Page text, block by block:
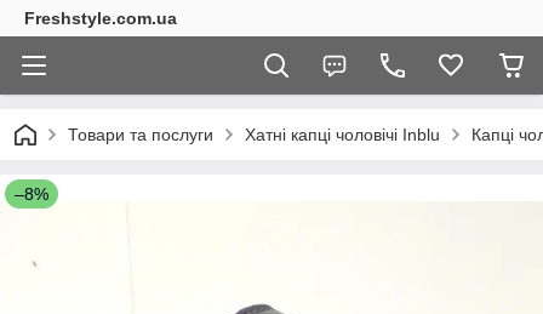
Freshstyle.com.ua
Товари та послуги Хатні капці чоловічі Inblu Капці
–8%